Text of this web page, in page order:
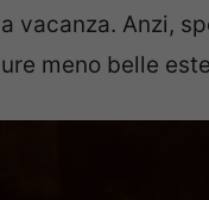
vacanza. Anzi,
meno belle